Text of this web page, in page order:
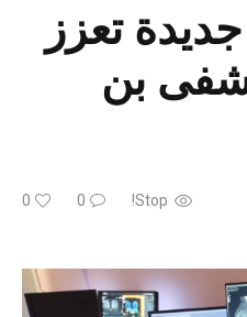
تعزز
بن
Stop!
0
0